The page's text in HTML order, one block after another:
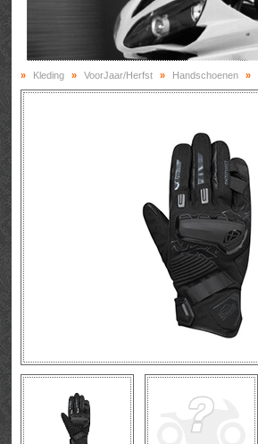
» Kleding » VoorJaar/Herfst » Handschoenen »